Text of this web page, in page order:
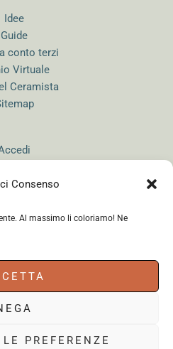
Consenso
Al massimo li coloriamo! Ne
PREFERENZE
Idee
Guide
conto terzi
Virtuale
Ceramista
- Copyright © 2026